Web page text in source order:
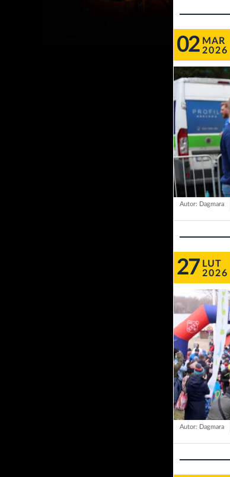
02 MAR
2026
Autor: Dagmara
27 LUT
2026
Autor: Dagmara